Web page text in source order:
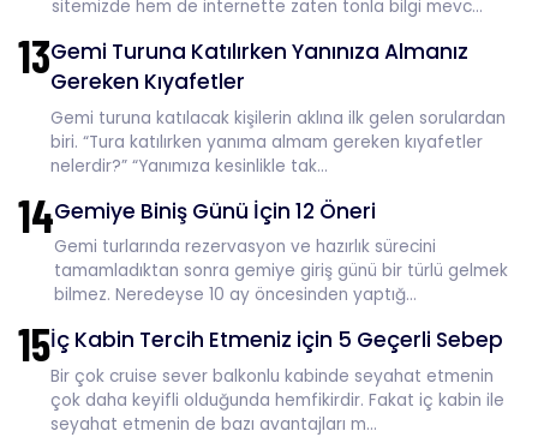
sitemizde hem de internette zaten tonla bilgi mevc...
13Gemi Turuna Katılırken Yanınıza Almanız
Gereken Kıyafetler
Gemi turuna katılacak kişilerin aklına ilk gelen sorulardan
biri. “Tura katılırken yanıma almam gereken kıyafetler
nelerdir?” “Yanımıza kesinlikle tak...
14Gemiye Biniş Günü İçin 12 Öneri
Gemi turlarında rezervasyon ve hazırlık sürecini
tamamladıktan sonra gemiye giriş günü bir türlü gelmek
bilmez. Neredeyse 10 ay öncesinden yaptığ...
15İç Kabin Tercih Etmeniz için 5 Geçerli Sebep
Bir çok cruise sever balkonlu kabinde seyahat etmenin
çok daha keyifli olduğunda hemfikirdir. Fakat iç kabin ile
seyahat etmenin de bazı avantajları m...